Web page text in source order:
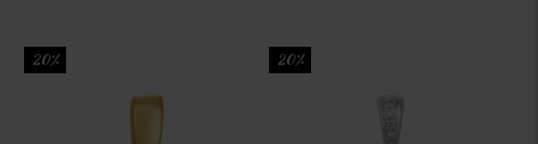
20% 20%